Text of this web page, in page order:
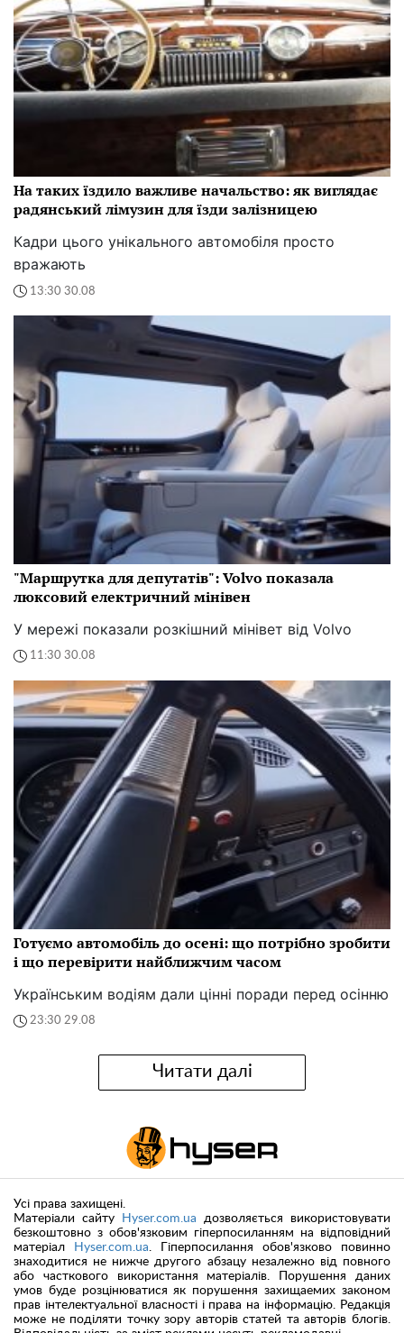
На таких їздило важливе начальство: як виглядає
радянський лімузин для їзди залізницею
Кадри цього унікального автомобіля просто
вражають
13:30 30.08
"Маршрутка для депутатів": Volvo показала
люксовий електричний мінівен
У мережі показали розкішний мінівет від Volvo
11:30 30.08
Готуємо автомобіль до осені: що потрібно зробити
і що перевірити найближчим часом
Українським водіям дали цінні поради перед осінню
23:30 29.08
Читати далі
Усі права захищені.
Матеріали сайту
Hyser.com.ua дозволяється використовувати
безкоштовно з обов'язковим гіперпосиланням на відповідний
матеріал
Hyser.com.ua. Гіперпосилання обов'язково повинно
знаходитися не нижче другого абзацу незалежно від повного
або часткового використання матеріалів. Порушення даних
умов буде розцінюватися як порушення захищаемих законом
прав інтелектуальної власності і права на інформацію. Редакція
може не поділяти точку зору авторів статей та авторів блогів.